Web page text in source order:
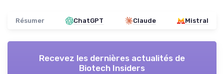
Résumer ChatGPT Claude Mistral
Recevez les dernières actualités de
Biotech Insiders